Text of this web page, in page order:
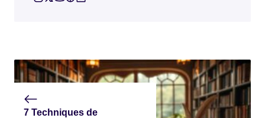
7 Techniques de